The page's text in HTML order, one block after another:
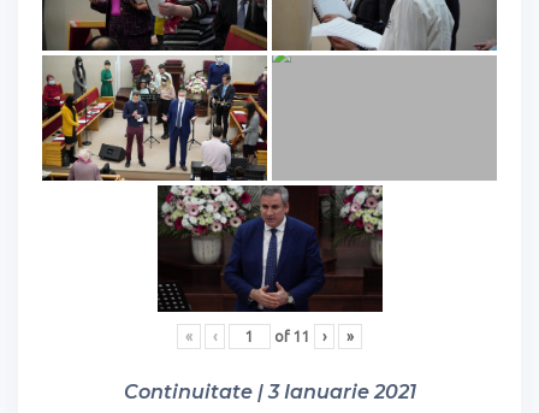
« ‹ of 11 › »
Continuitate | 3 Ianuarie 2021